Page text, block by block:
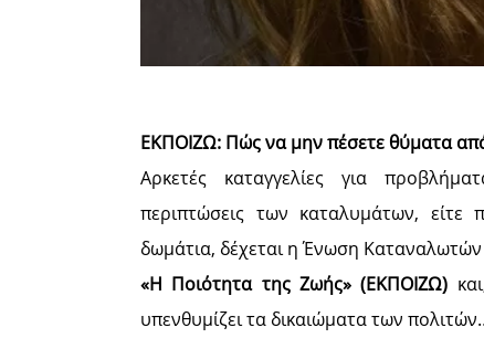
ΕΚΠΟΙΖΩ: Πώς να μην πέσετε θύματα
Αρκετές καταγγελίες για
περιπτώσεις των καταλυμάτων, είτε
δωμάτια, δέχεται η Ένωση Καταναλωτών
«Η Ποιότητα της Ζωής» (ΕΚΠΟΙΖΩ)
υπενθυμίζει τα δικαιώματα των